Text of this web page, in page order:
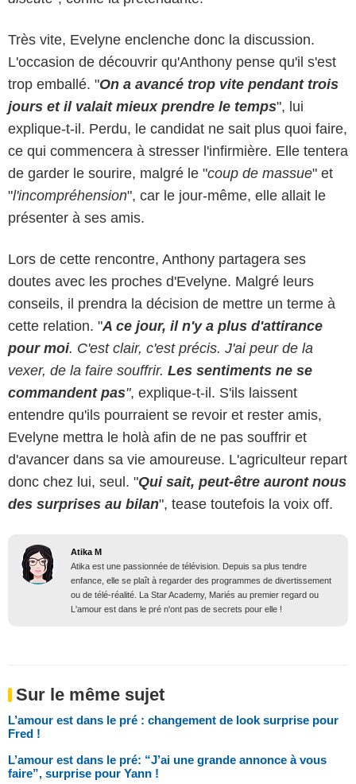
Très vite, Evelyne enclenche donc la discussion.
L'occasion de découvrir qu'Anthony pense qu'il s'est
trop emballé. "On a avancé trop vite pendant trois
jours et il valait mieux prendre le temps", lui
explique-t-il. Perdu, le candidat ne sait plus quoi faire,
ce qui commencera à stresser l'infirmière. Elle tentera
de garder le sourire, malgré le "coup de massue" et
"l'incompréhension", car le jour-même, elle allait le
présenter à ses amis.
Lors de cette rencontre, Anthony partagera ses
doutes avec les proches d'Evelyne. Malgré leurs
conseils, il prendra la décision de mettre un terme à
cette relation. "A ce jour, il n'y a plus d'attirance
pour moi. C'est clair, c'est précis. J'ai peur de la
vexer, de la faire souffrir. Les sentiments ne se
commandent pas", explique-t-il. S'ils laissent
entendre qu'ils pourraient se revoir et rester amis,
Evelyne mettra le holà afin de ne pas souffrir et
d'avancer dans sa vie amoureuse. L'agriculteur repart
donc chez lui, seul. "Qui sait, peut-être auront nous
des surprises au bilan", tease toutefois la voix off.
Atika M
Atika est une passionnée de télévision. Depuis sa plus tendre
enfance, elle se plaît à regarder des programmes de divertissement
ou de télé-réalité. La Star Academy, Mariés au premier regard ou
L'amour est dans le pré n'ont pas de secrets pour elle !
Sur le même sujet
L’amour est dans le pré : changement de look surprise pour
Fred !
L’amour est dans le pré: “J’ai une grande annonce à vous
faire”, surprise pour Yann !